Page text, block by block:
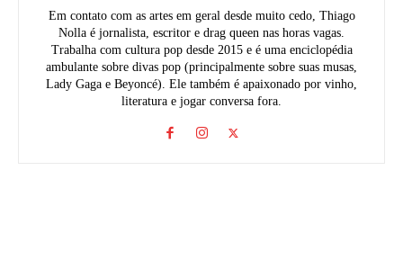
Em contato com as artes em geral desde muito cedo, Thiago
Nolla é jornalista, escritor e drag queen nas horas vagas.
Trabalha com cultura pop desde 2015 e é uma enciclopédia
ambulante sobre divas pop (principalmente sobre suas musas,
Lady Gaga e Beyoncé). Ele também é apaixonado por vinho,
literatura e jogar conversa fora.